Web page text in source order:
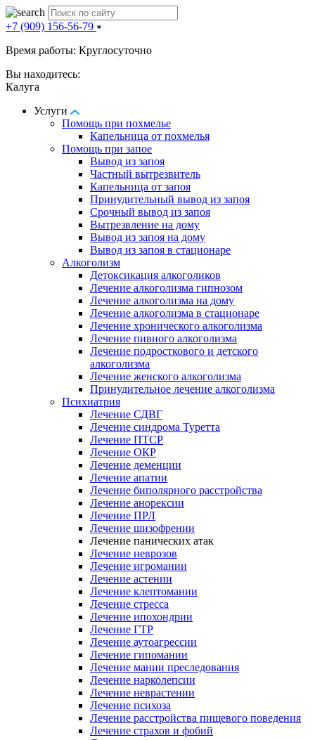
+7 (909) 156-56-79
Время работы: Круглосуточно
Вы находитесь:
Калуга
Услуги
Помощь при похмелье
Капельница от похмелья
Помощь при запое
Вывод из запоя
Частный вытрезвитель
Капельница от запоя
Принудительный вывод из запоя
Срочный вывод из запоя
Вытрезвление на дому
Вывод из запоя на дому
Вывод из запоя в стационаре
Алкоголизм
Детоксикация алкоголиков
Лечение алкоголизма гипнозом
Лечение алкоголизма на дому
Лечение алкоголизма в стационаре
Лечение хронического алкоголизма
Лечение пивного алкоголизма
Лечение подросткового и детского
алкоголизма
Лечение женского алкоголизма
Принудительное лечение алкоголизма
Психиатрия
Лечение СДВГ
Лечение синдрома Туретта
Лечение ПТСР
Лечение ОКР
Лечение деменции
Лечение апатии
Лечение биполярного расстройства
Лечение анорексии
Лечение ПРЛ
Лечение шизофрении
Лечение панических атак
Лечение неврозов
Лечение игромании
Лечение астении
Лечение клептомании
Лечение стресса
Лечение ипохондрии
Лечение ГТР
Лечение аутоагрессии
Лечение гипомании
Лечение мании преследования
Лечение нарколепсии
Лечение неврастении
Лечение психоза
Лечение расстройства пищевого поведения
Лечение страхов и фобий